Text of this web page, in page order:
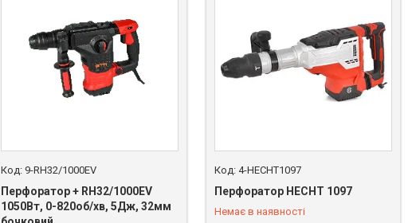
9-RH32/1000EV
Перфоратор + RH32/1000EV
1050Вт, 0-820об/хв, 5Дж, 32мм
+380 (67) 669-92-15
4-HECHT1097
Перфоратор HECHT 1097
Немає в наявності
+380 (67) 669-92-15